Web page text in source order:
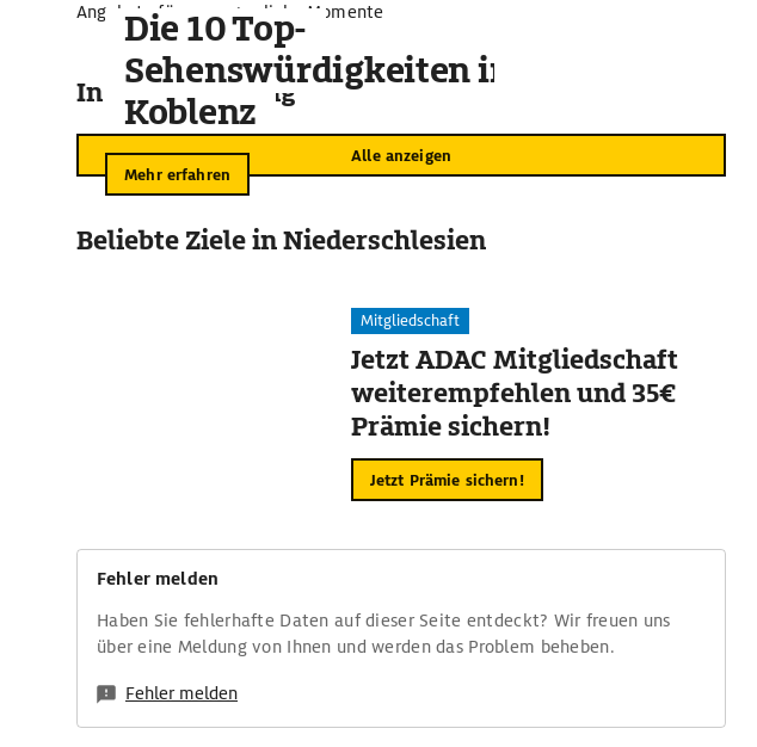
Angebote für unvergessliche Momente
In der Umgebung
Alle anzeigen
Die 10 Top-
Sehenswürdigkeiten in
Koblenz
Mehr erfahren
Beliebte Ziele in Niederschlesien
Mitgliedschaft
Jetzt ADAC Mitgliedschaft
weiterempfehlen und 35€
Prämie sichern!
Jetzt Prämie sichern!
Fehler melden
Haben Sie fehlerhafte Daten auf dieser Seite entdeckt? Wir freuen uns
über eine Meldung von Ihnen und werden das Problem beheben.
Fehler melden